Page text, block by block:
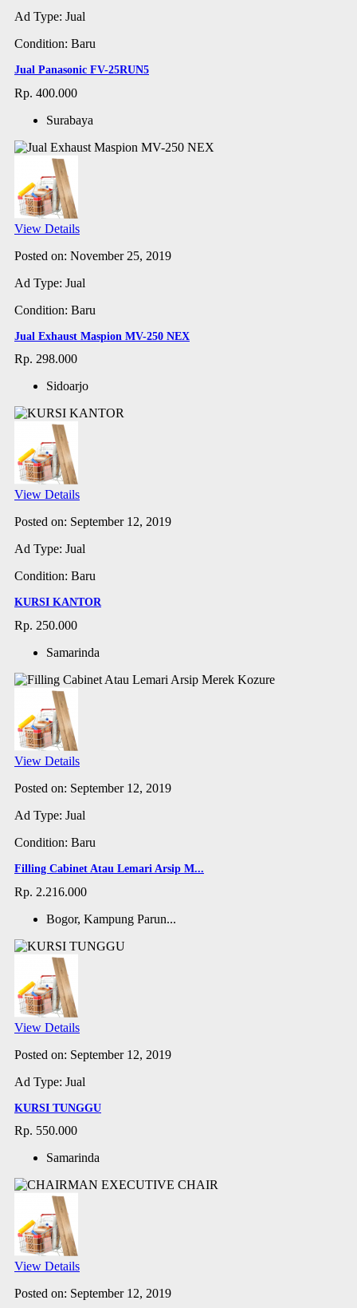
Ad Type: Jual
Condition: Baru
Jual Panasonic FV-25RUN5
Rp. 400.000
Surabaya
View Details
Posted on: November 25, 2019
Ad Type: Jual
Condition: Baru
Jual Exhaust Maspion MV-250 NEX
Rp. 298.000
Sidoarjo
View Details
Posted on: September 12, 2019
Ad Type: Jual
Condition: Baru
KURSI KANTOR
Rp. 250.000
Samarinda
View Details
Posted on: September 12, 2019
Ad Type: Jual
Condition: Baru
Filling Cabinet Atau Lemari Arsip M...
Rp. 2.216.000
Bogor, Kampung Parun...
View Details
Posted on: September 12, 2019
Ad Type: Jual
KURSI TUNGGU
Rp. 550.000
Samarinda
View Details
Posted on: September 12, 2019